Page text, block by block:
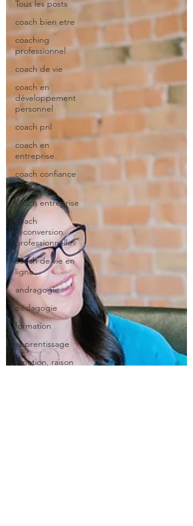
Tous les posts
coach bien etre
coaching
professionnel
coach de vie
coach en
développement
personnel
coach pnl
coach en
entreprise
coach confiance
en soi
coach entreprise
coach
reconversion
professionnelle
coach de vie en
ligne
andragogie
pédagogie
formation
apprentissage
émotion, raison